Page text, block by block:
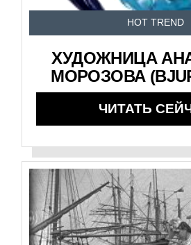
HOT TREND
ХУДОЖНИЦА
МОРОЗОВА
ЧИТАТЬ